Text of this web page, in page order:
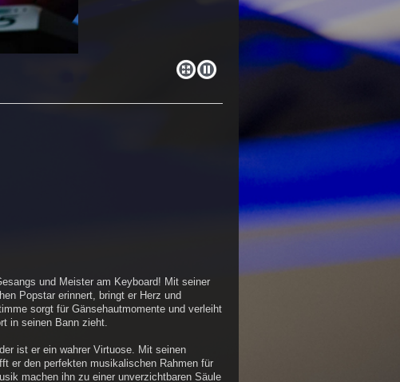
und Meister am Keyboard! Mit seiner
Popstar erinnert, bringt er Herz und
sorgt für Gänsehautmomente und verleiht
in seinen Bann zieht.
ist er ein wahrer Virtuose. Mit seinen
er den perfekten musikalischen Rahmen für
machen ihn zu einer unverzichtbaren Säule